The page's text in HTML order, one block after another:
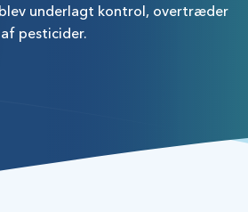
underlagt kontrol, overtræder
pesticider.